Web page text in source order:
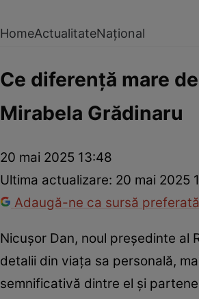
HomeActualitateNațional
Ce diferență mare
Mirabela Grădinaru
20 mai 2025 13:48
Ultima actualizare: 20 mai 2025
Adaugă-ne ca sursă
Nicușor Dan, noul președinte al
detalii din viața sa personală,
semnificativă dintre el și